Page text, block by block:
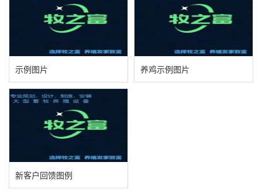
示例图片 养鸡示例图片
新客户回馈图例